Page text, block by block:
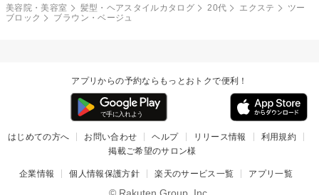
美容院・美容室 髪型・ヘアスタイルカタログ 20代 エクステ
ツー
ブロック
ブラウン・ベージュ
アプリからの予約ならもっとおトクで便利！
はじめての方へ お問い合わせ ヘルプ リリース情報
利用規約
掲載ご希望のサロン様
企業情報 個人情報保護方針 楽天のサービス一覧 アプリ一覧